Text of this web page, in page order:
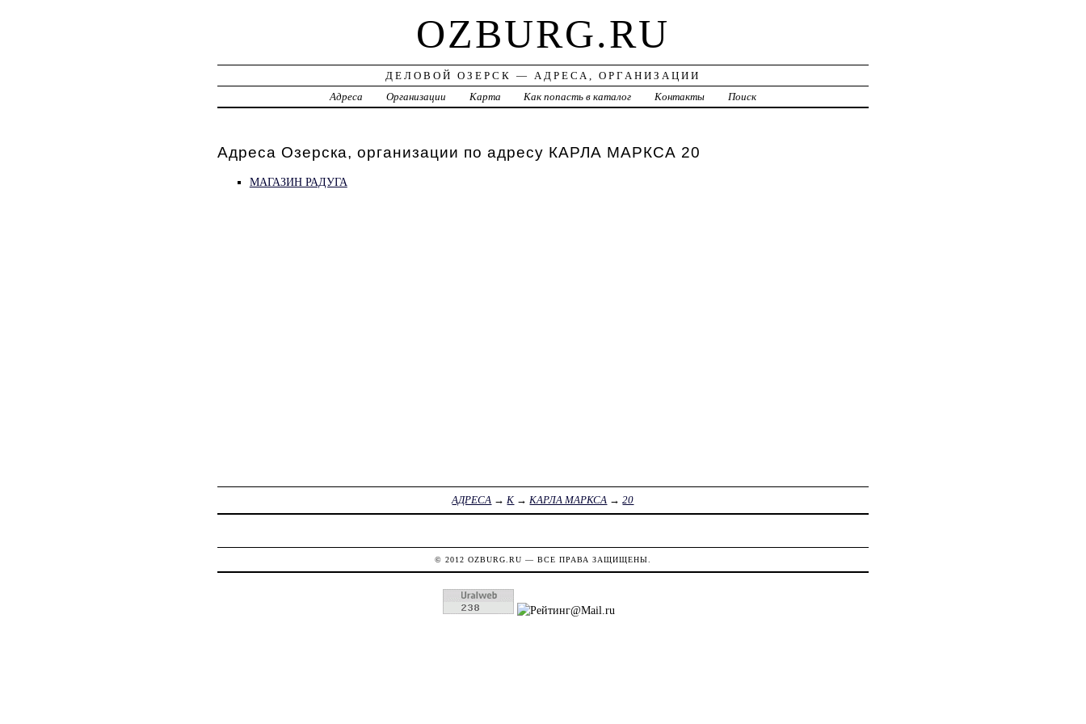
OZBURG.RU
ДЕЛОВОЙ ОЗЕРСК — АДРЕСА, ОРГАНИЗАЦИИ
Адреса
Организации Карта Как попасть в каталог Контакты Поиск
Адреса Озерска, организации по адресу КАРЛА МАРКСА 20
МАГАЗИН РАДУГА
АДРЕСА →К →КАРЛА МАРКСА →20
© 2012 OZBURG.RU — ВСЕ ПРАВА ЗАЩИЩЕНЫ.